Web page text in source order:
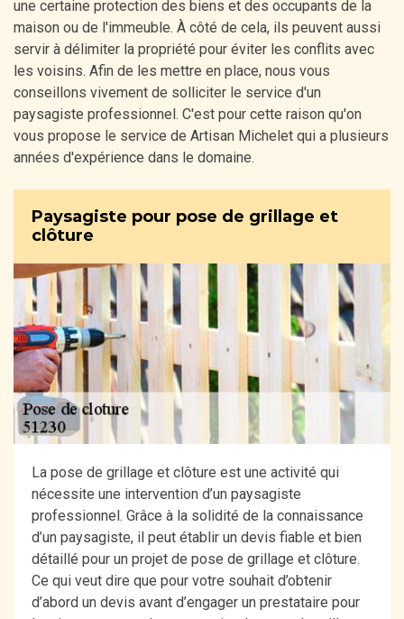
une certaine protection des biens et des occupants de la
maison ou de l'immeuble. À côté de cela, ils peuvent aussi
servir à délimiter la propriété pour éviter les conflits avec
les voisins. Afin de les mettre en place, nous vous
conseillons vivement de solliciter le service d'un
paysagiste professionnel. C'est pour cette raison qu'on
vous propose le service de Artisan Michelet qui a plusieurs
années d'expérience dans le domaine.
Paysagiste pour pose de grillage et
clôture
La pose de grillage et clôture est une activité qui
nécessite une intervention d’un paysagiste
professionnel. Grâce à la solidité de la connaissance
d’un paysagiste, il peut établir un devis fiable et bien
détaillé pour un projet de pose de grillage et clôture.
Ce qui veut dire que pour votre souhait d’obtenir
d’abord un devis avant d’engager un prestataire pour